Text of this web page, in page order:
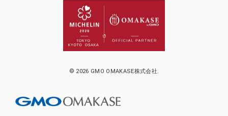
© 2026 GMO OMAKASE株式会社.